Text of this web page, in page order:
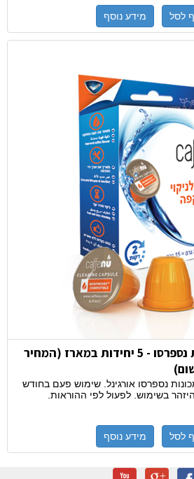
לסל מידע נוסף
קפסולת ניקיון תואמות נספרסו - 5 יחידות במארז (המחיר
נספרסו אורגינל. שימוש פעם בחודש
לסל מידע נוסף